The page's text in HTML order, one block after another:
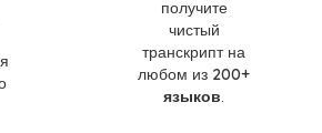
получите
чистый
транскрипт на
любом из 200+
языков.